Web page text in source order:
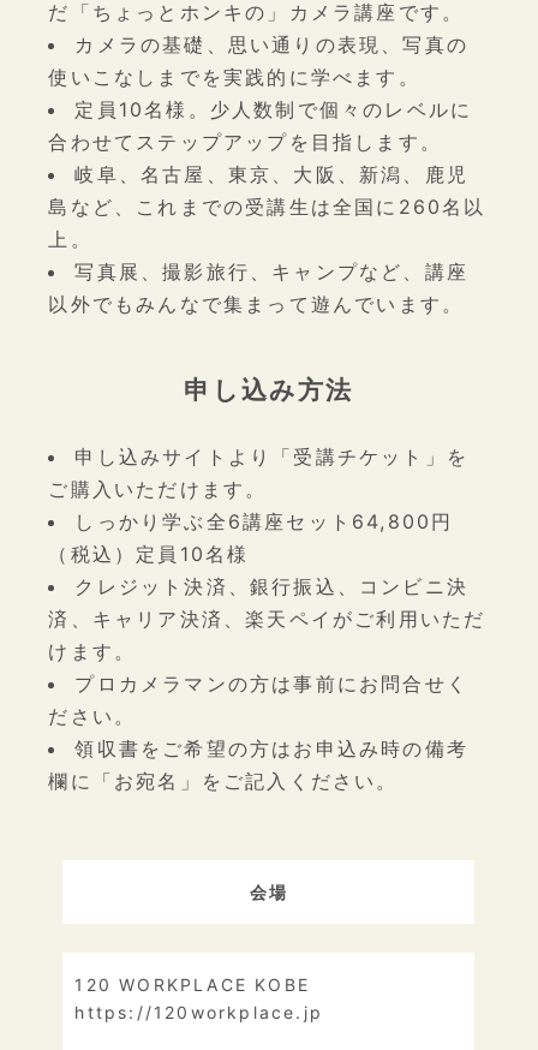
だ「ちょっとホンキの」カメラ講座です。
カメラの基礎、思い通りの表現、写真の
使いこなしまでを実践的に学べます。
定員10名様。少人数制で個々のレベルに
合わせてステップアップを目指します。
岐阜、名古屋、東京、大阪、新潟、鹿児
島など、これまでの受講生は全国に260名以
上。
写真展、撮影旅行、キャンプなど、講座
以外でもみんなで集まって遊んでいます。
申し込み方法
申し込みサイト より「受講チケット」を
ご購入いただけます。
しっかり学ぶ全6講座セット64,800円
（税込）定員10名様
クレジット決済、銀行振込、コンビニ決
済、キャリア決済、楽天ペイがご利用いただ
けます。
プロカメラマンの方は事前にお問合せく
ださい。
領収書をご希望の方はお申込み時の備考
欄に「お宛名」をご記入ください。
会場
120 WORKPLACE KOBE
https://120workplace.jp